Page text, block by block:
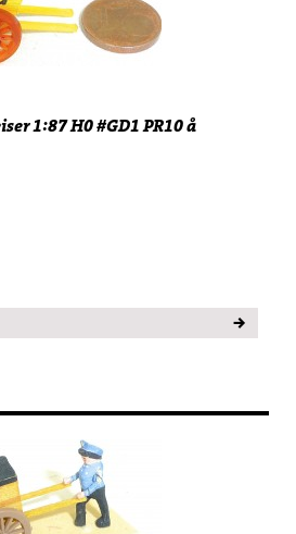
1:87 H0 #GD1 PR10 å